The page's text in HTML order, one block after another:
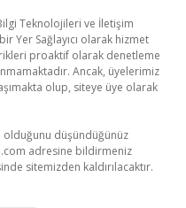
Teknolojileri ve İletişim
Yer Sağlayıcı olarak hizmet
proaktif olarak denetleme
Ancak, üyelerimiz
olup, siteye üye olarak
olduğunu düşündüğünüz
adresine bildirmeniz
sitemizden kaldırılacaktır.